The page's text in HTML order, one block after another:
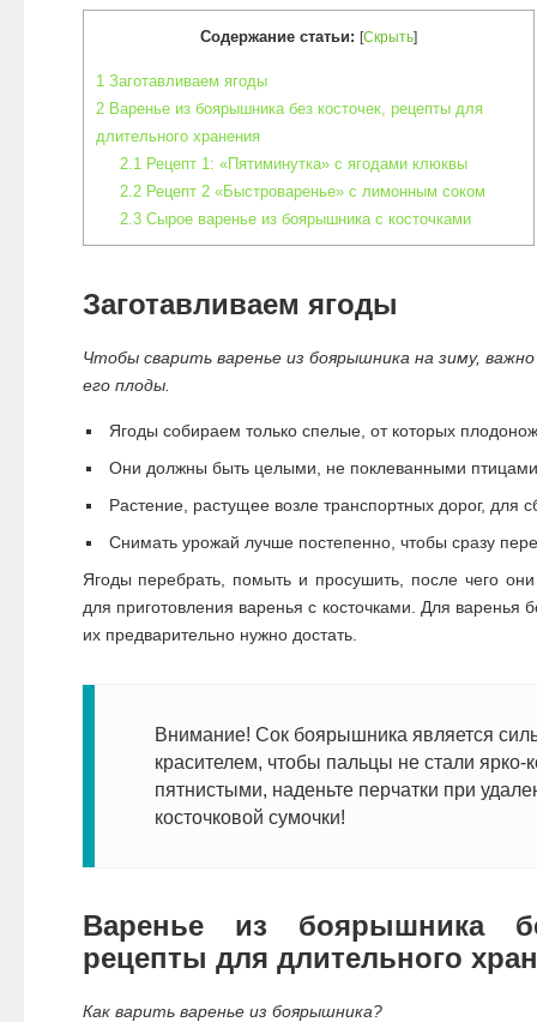
Содержание статьи: [Скрыть]
1Заготавливаем ягоды
2Варенье из боярышника без косточек, рецепты для
длительного хранения
2.1Рецепт 1: «Пятиминутка» с ягодами клюквы
2.2Рецепт 2 «Быстроваренье» с лимонным соком
2.3Сырое варенье из боярышника с косточками
Заготавливаем ягоды
Чтобы сварить варенье из боярышника на зиму,
его плоды.
Ягоды собираем только спелые, от которых
Они должны быть целыми, не поклеванными
Растение, растущее возле транспортных дорог, для
Снимать урожай лучше постепенно, чтобы сразу
Ягоды перебрать, помыть и просушить, после чего они
для приготовления варенья с косточками. Для варенья
их предварительно нужно достать.
Внимание! Сок боярышника является
красителем, чтобы пальцы не стали ярко-
пятнистыми, наденьте перчатки при
косточковой сумочки!
Варенье из боярышника
рецепты для длительного
Как варить варенье из боярышника?